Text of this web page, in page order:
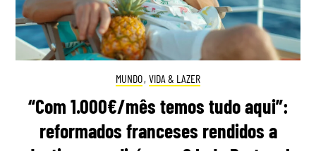
MUNDO, VIDA & LAZER
“Com 1.000€/mês temos tudo aqui”:
reformados franceses rendidos a